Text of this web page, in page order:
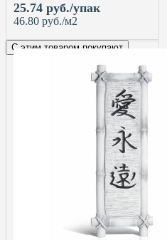
25.74 руб./упак
46.80 руб./м2
С этим товаром покупают